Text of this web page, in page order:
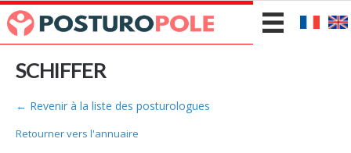
SCHIFFER
← Revenir à la liste des posturologues
Retourner vers l'annuaire